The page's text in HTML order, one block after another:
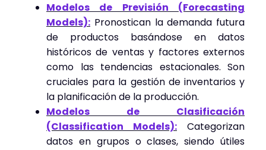
Modelos de Previsión (Forecasting
Models): Pronostican la demanda futura
de productos basándose en datos
históricos de ventas y factores externos
como las tendencias estacionales. Son
cruciales para la gestión de inventarios y
la planificación de la producción.
Modelos de Clasificación
(Classification Models): Categorizan
datos en grupos o clases, siendo útiles